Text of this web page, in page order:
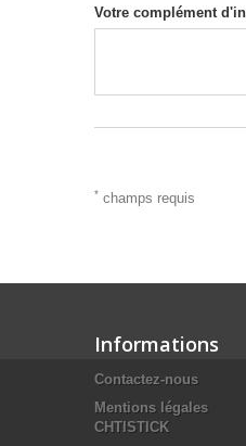
Votre complément
* champs requis
Informations
Contactez-nous
Mentions légales
CHTISTICK